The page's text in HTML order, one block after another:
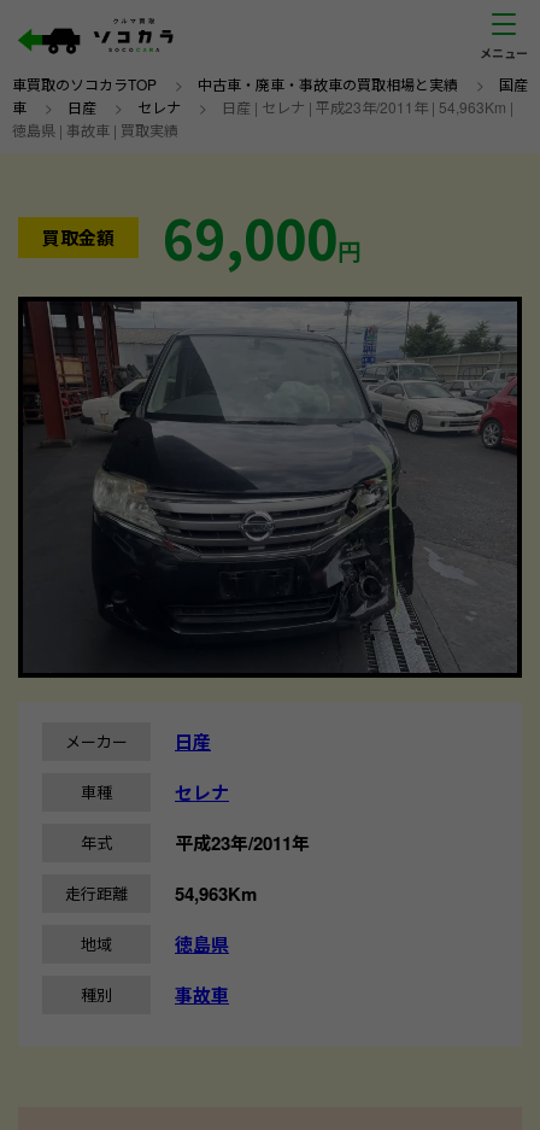
車買取のソコカラTOP > 中古車・廃車・事故車の買取相場と実績 > 国産
車 > 日産 > セレナ >
日産 | セレナ | 平成23年/2011年 | 54,963Km |
徳島県 | 事故車 | 買取実績
買取金額 69,000円
メーカー 日産
車種 セレナ
年式 平成23年/2011年
走行距離 54,963Km
地域 徳島県
種別 事故車